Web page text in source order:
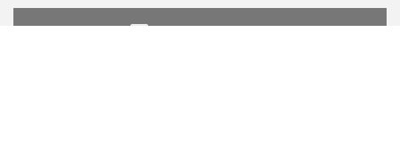
lojaonline@colorfoto.pt